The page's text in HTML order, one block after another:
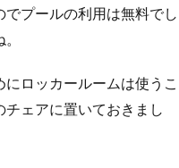
プールの利用は無料でし
ロッカールームは使うこ
ェアに置いておきまし